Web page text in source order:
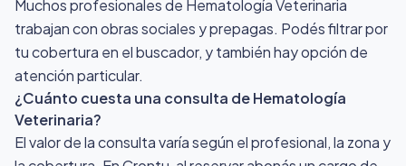
Muchos profesionales de Hematología Veterinaria
trabajan con obras sociales y prepagas. Podés filtrar por
tu cobertura en el buscador, y también hay opción de
atención particular.
¿Cuánto cuesta una consulta de Hematología
Veterinaria?
El valor de la consulta varía según el profesional, la zona y